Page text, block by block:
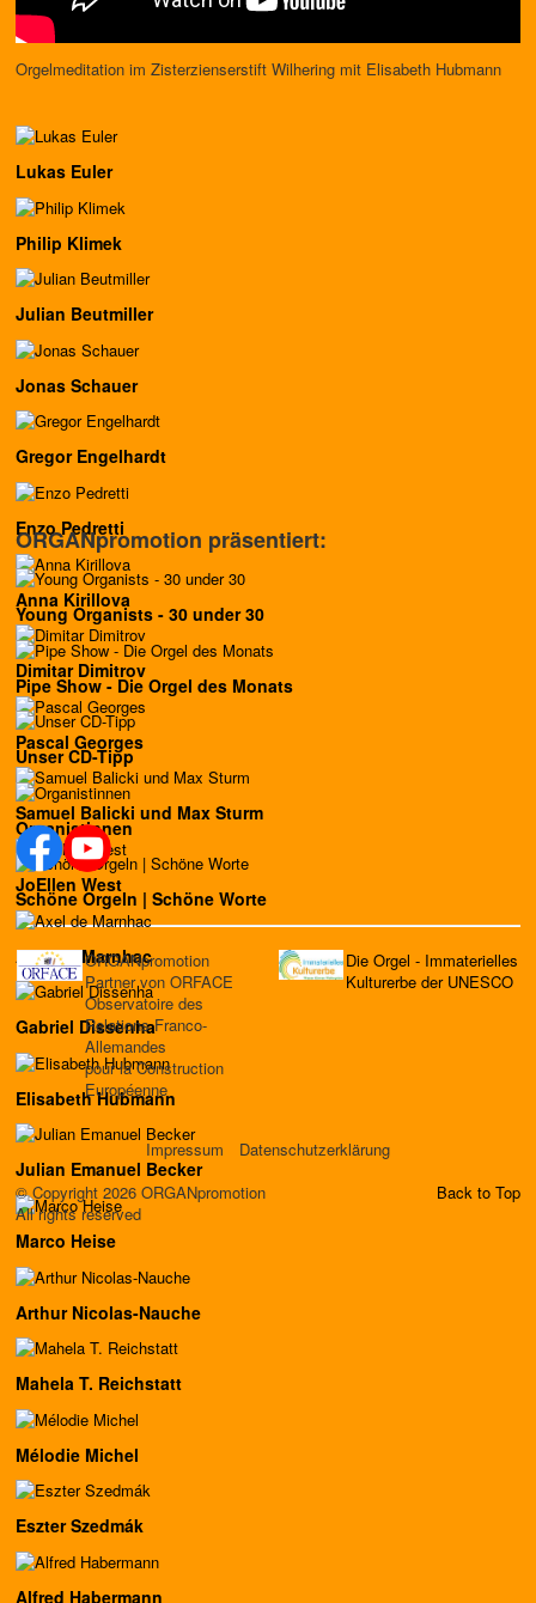
Orgelmeditation im Zisterzienserstift Wilhering mit Elisabeth Hubmann
Lukas Euler
Philip Klimek
Julian Beutmiller
Jonas Schauer
Gregor Engelhardt
Enzo Pedretti
Anna Kirillova
Dimitar Dimitrov
Pascal Georges
Samuel Balicki und Max Sturm
JoEllen West
Axel de Marnhac
Gabriel Dissenha
Elisabeth Hubmann
Julian Emanuel Becker
Marco Heise
Arthur Nicolas-Nauche
Mahela T. Reichstatt
Mélodie Michel
Eszter Szedmák
Alfred Habermann
ORGANpromotion präsentiert:
Young Organists - 30 under 30
Pipe Show - Die Orgel des Monats
Unser CD-Tipp
Organistinnen
Schöne Orgeln | Schöne Worte
ORGANpromotion
Partner von ORFACE
Observatoire des
Relations Franco-
Allemandes
pour la Construction
Européenne
Die Orgel - Immaterielles
Kulturerbe der UNESCO
Impressum
Datenschutzerklärung
© Copyright 2026 ORGANpromotion
All rights reserved
Back to Top